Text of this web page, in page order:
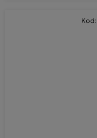
Kod: